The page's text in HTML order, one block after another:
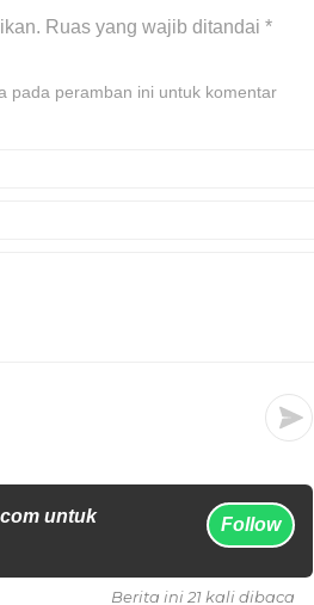
Ruas yang wajib ditandai *
pada peramban ini untuk komentar
untuk
Follow
Berita ini 21 kali dibaca